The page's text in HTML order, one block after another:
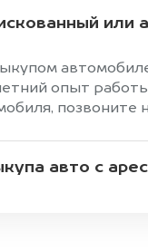
или
опыт
позвоните
авто с